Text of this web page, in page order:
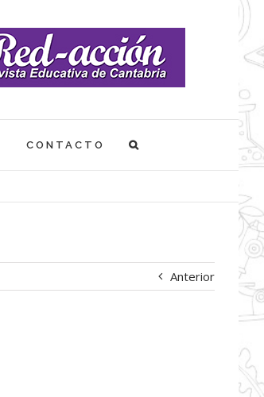
CONTACTO
Anterior